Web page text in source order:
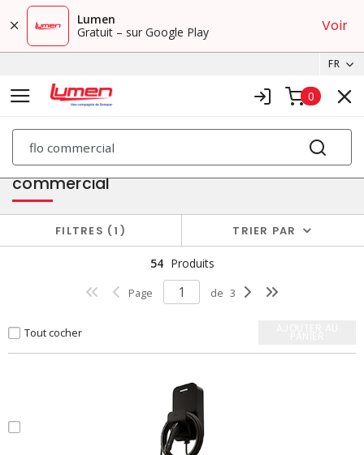
Lumen
Gratuit – sur Google Play
Voir
FR
0
PRODUITS
Résultats de recherche pourflo
commercial
FILTRES 1 TRIER PAR
54 Produits
Page de 3
Tout cocher